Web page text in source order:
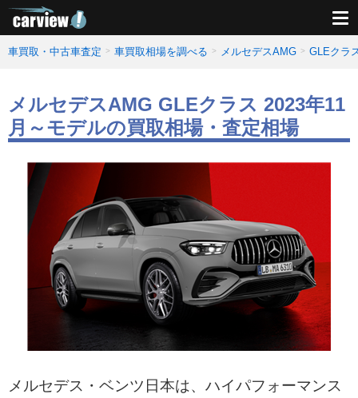
車買取・中古車査定 車買取相場を調べる メルセデスAMG GLEクラ
メルセデスAMG GLEクラス 2023年11
月～モデルの買取相場・査定相場
メルセデス・ベンツ日本は、ハイパフォーマンス